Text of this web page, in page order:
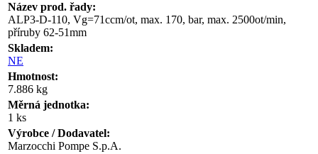
Název prod. řady:
ALP3-D-110, Vg=71ccm/ot, max. 170, bar, max. 2500ot/min,
příruby 62-51mm
Skladem:
NE
Hmotnost:
7.886 kg
Měrná jednotka:
1 ks
Výrobce / Dodavatel:
Marzocchi Pompe S.p.A.